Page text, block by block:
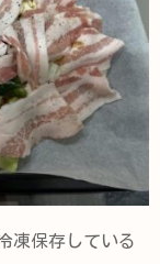
凍保存している